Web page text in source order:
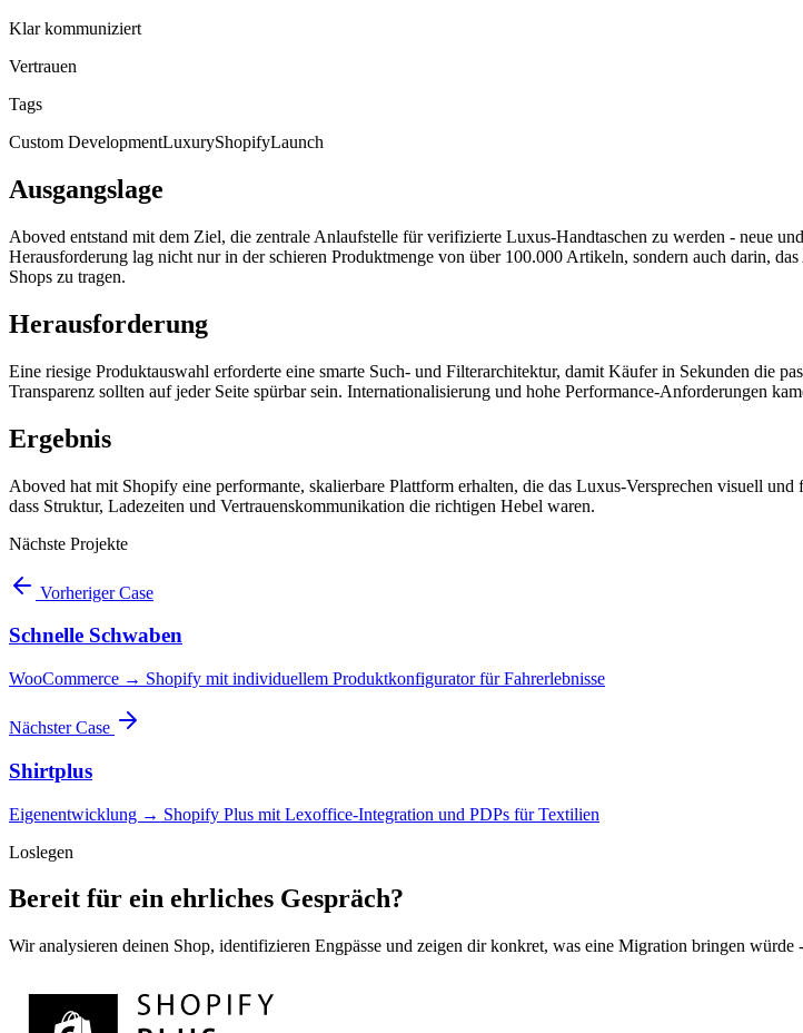
Klar kommuniziert
Vertrauen
Tags
Custom DevelopmentLuxuryShopifyLaunch
Ausgangslage
Aboved entstand mit dem Ziel, die zentrale Anlaufstelle für verifizierte Luxus-Handtaschen zu werden - neue
Herausforderung lag nicht nur in der schieren Produktmenge von über 100.000 Artikeln, sondern auch darin,
Shops zu tragen.
Herausforderung
Eine riesige Produktauswahl erforderte eine smarte Such- und Filterarchitektur, damit Käufer in Sekunden die
Transparenz sollten auf jeder Seite spürbar sein. Internationalisierung und hohe Performance-Anforderungen
Ergebnis
Aboved hat mit Shopify eine performante, skalierbare Plattform erhalten, die das Luxus-Versprechen visuell
dass Struktur, Ladezeiten und Vertrauenskommunikation die richtigen Hebel waren.
Nächste Projekte
Vorheriger Case
Schnelle Schwaben
WooCommerce → Shopify mit individuellem Produktkonfigurator für Fahrerlebnisse
Nächster Case
Shirtplus
Eigenentwicklung → Shopify Plus mit Lexoffice-Integration und PDPs für Textilien
Loslegen
Bereit für ein ehrliches Gespräch?
Wir analysieren deinen Shop, identifizieren Engpässe und zeigen dir konkret, was eine Migration bringen würde